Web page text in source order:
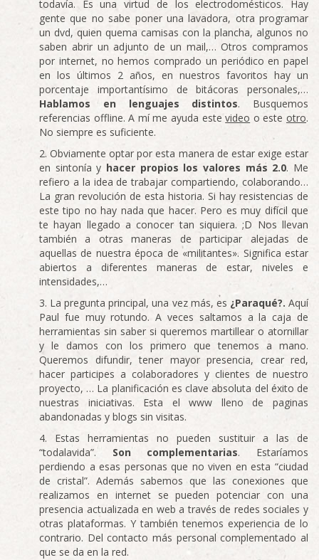
todavía. Es una virtud de los electrodomésticos. Hay
gente que no sabe poner una lavadora, otra programar
un dvd, quien quema camisas con la plancha, algunos no
saben abrir un adjunto de un mail,… Otros compramos
por internet, no hemos comprado un periódico en papel
en los últimos 2 años, en nuestros favoritos hay un
porcentaje importantísimo de bitácoras personales,…
Hablamos en lenguajes distintos. Busquemos
referencias offline. A mí me ayuda estevideo o esteotro.
No siempre es suficiente.
Obviamente optar por esta manera de estar exige estar
en sintonía y hacer propios los valores más 2.0. Me
refiero a la idea de trabajar compartiendo, colaborando…
La gran revolución de esta historia. Si hay resistencias de
este tipo no hay nada que hacer. Pero es muy difícil que
te hayan llegado a conocer tan siquiera. ;D Nos llevan
también a otras maneras de participar alejadas de
aquellas de nuestra época de «militantes». Significa estar
abiertos a diferentes maneras de estar, niveles e
intensidades,…
La pregunta principal, una vez más, es ¿Paraqué?. Aquí
Paul fue muy rotundo. A veces saltamos a la caja de
herramientas sin saber si queremos martillear o atornillar
y le damos con los primero que tenemos a mano.
Queremos difundir, tener mayor presencia, crear red,
hacer participes a colaboradores y clientes de nuestro
proyecto, … La planificación es clave absoluta del éxito de
nuestras iniciativas. Esta el www lleno de paginas
abandonadas y blogs sin visitas.
Estas herramientas no pueden sustituir a las de
“todalavida”. Son complementarias. Estaríamos
perdiendo a esas personas que no viven en esta “ciudad
de cristal”. Además sabemos que las conexiones que
realizamos en internet se pueden potenciar con una
presencia actualizada en web a través de redes sociales y
otras plataformas. Y también tenemos experiencia de lo
contrario. Del contacto más personal complementado al
que se da en la red.